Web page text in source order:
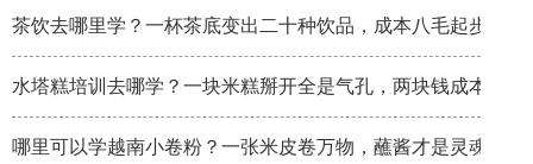
茶饮去哪里学？一杯茶底变出二十种饮品，成本八毛起步
水塔糕培训去哪学？一块米糕掰开全是气孔，两块钱成本卖八
哪里可以学越南小卷粉？一张米皮卷万物，蘸酱才是灵魂